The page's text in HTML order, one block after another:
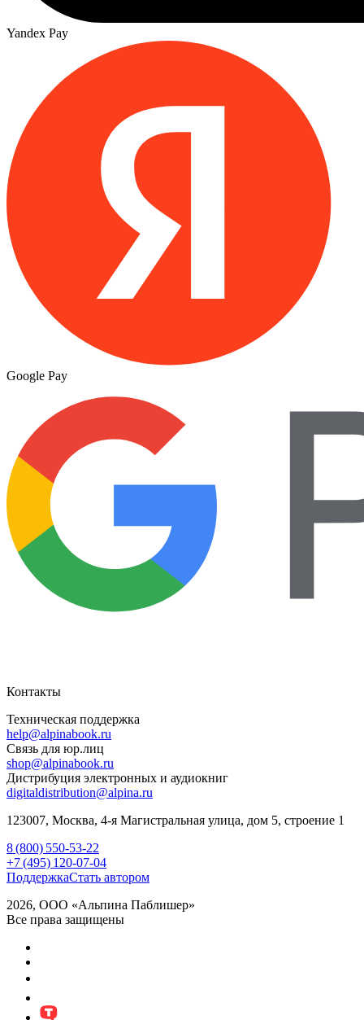
Yandex Pay
Google Pay
Контакты
Техническая поддержка
help@alpinabook.ru
Связь для юр.лиц
shop@alpinabook.ru
Дистрибуция электронных и аудиокниг
digitaldistribution@alpina.ru
123007, Москва, 4-я Магистральная улица, дом 5, строение 1
8 (800) 550-53-22
+7 (495) 120-07-04
ПоддержкаСтать автором
2026, ООО «Альпина Паблишер»
Все права защищены